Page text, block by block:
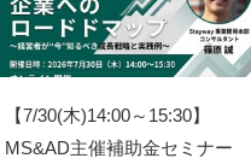
【7/30(木)14:00～15:30】
MS&AD主催補助金セミナー